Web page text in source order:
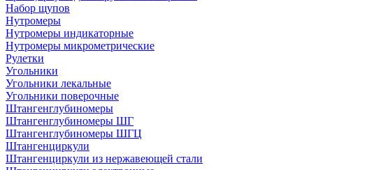
Набор щупов
Нутромеры
Нутромеры индикаторные
Нутромеры микрометрические
Рулетки
Угольники
Угольники лекальные
Угольники поверочные
Штангенглубиномеры
Штангенглубиномеры ШГ
Штангенглубиномеры ШГЦ
Штангенциркули
Штангенциркули из нержавеющей стали